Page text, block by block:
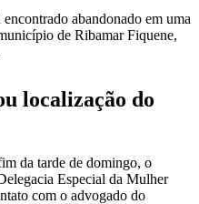
abandonado em uma
de Ribamar Fiquene,
localização do
da tarde de domingo, o
Especial da Mulher
com o advogado do